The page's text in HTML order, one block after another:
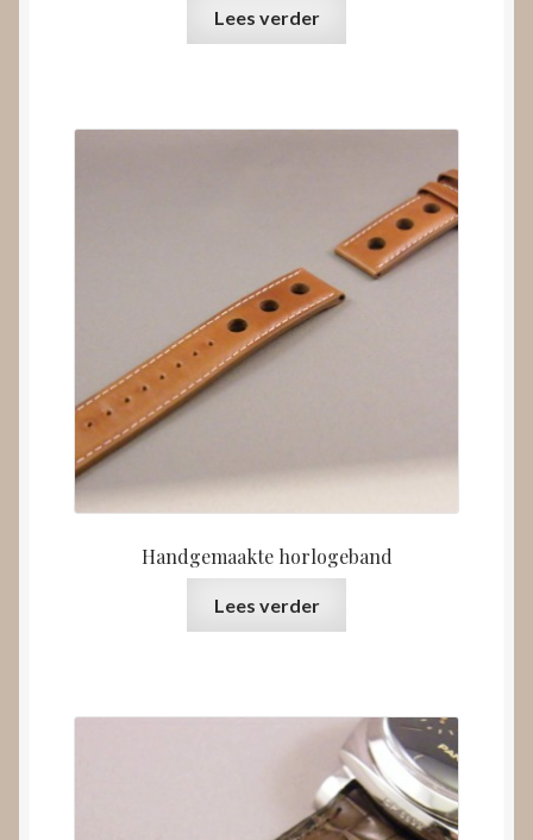
Lees verder
Handgemaakte horlogeband
Lees verder